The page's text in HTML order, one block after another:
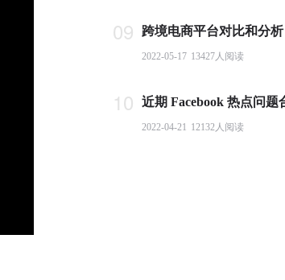
09
2022-05-17 13427人阅读
10
2022-04-21 12132人阅读